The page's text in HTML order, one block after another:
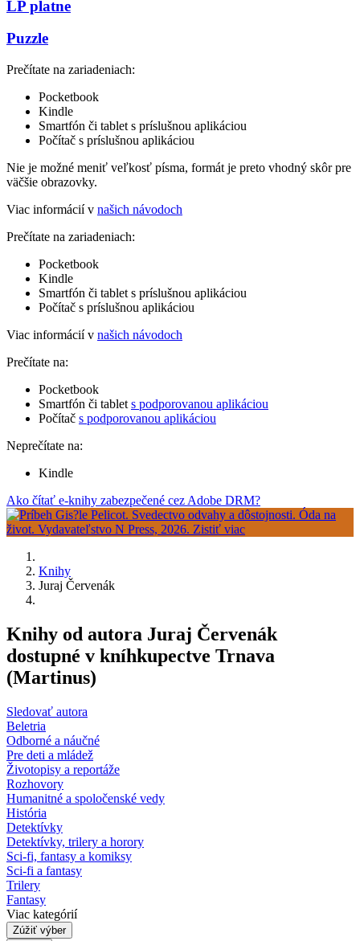
LP platne
Puzzle
Prečítate na zariadeniach:
Pocketbook
Kindle
Smartfón či tablet s príslušnou aplikáciou
Počítač s príslušnou aplikáciou
Nie je možné meniť veľkosť písma, formát je preto vhodný skôr pre
väčšie obrazovky.
Viac informácií v našich návodoch
Prečítate na zariadeniach:
Pocketbook
Kindle
Smartfón či tablet s príslušnou aplikáciou
Počítač s príslušnou aplikáciou
Viac informácií v našich návodoch
Prečítate na:
Pocketbook
Smartfón či tablet s podporovanou aplikáciou
Počítač s podporovanou aplikáciou
Neprečítate na:
Kindle
Ako čítať e-knihy zabezpečené cez Adobe DRM?
Knihy
Juraj Červenák
Knihy od autora Juraj Červenák
dostupné v kníhkupectve Trnava
(Martinus)
Sledovať autora
Beletria
Odborné a náučné
Pre deti a mládež
Životopisy a reportáže
Rozhovory
Humanitné a spoločenské vedy
História
Detektívky
Detektívky, trilery a horory
Sci-fi, fantasy a komiksy
Sci-fi a fantasy
Trilery
Fantasy
Viac kategórií
Zúžiť výber